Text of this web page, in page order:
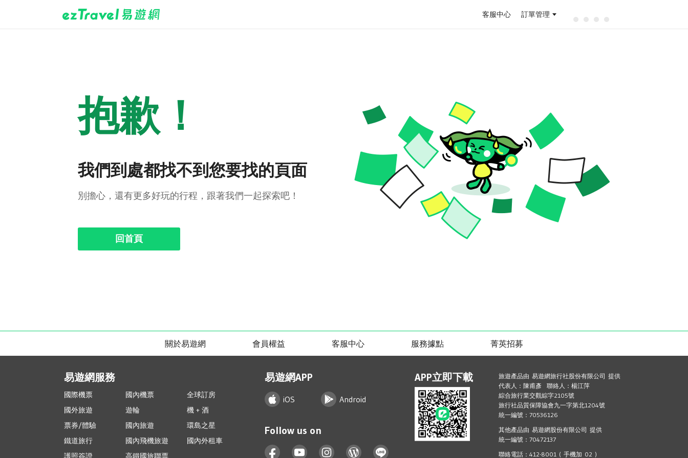
客服中心 訂單管理
抱歉！
我們到處都找不到您要找的頁面
別擔心，還有更多好玩的行程，跟著我們一起探索吧！
回首頁
關於易遊網 會員權益 客服中心 服務據點 菁英招募
易遊網服務
國際機票 國內機票
全球訂房
國外旅遊
遊輪
機 + 酒
票券/體驗
國內旅遊
環島之星
鐵道旅行
國內飛機旅遊
國內外租車
護照簽證
高鐵國旅聯票
易遊網APP
iOS Android
Follow us on
APP立即下載
旅遊產品由 易遊網旅行社股份有限公司 提供
代表人：陳甫彥 聯絡人：楊江萍
綜合旅行業交觀綜字2105號
旅行社品質保障協會九一字第北1204號
統一編號：70536126
其他產品由 易遊網股份有限公司 提供
統一編號：70472137
聯絡電話：412-8001 ( 手機加 02 )